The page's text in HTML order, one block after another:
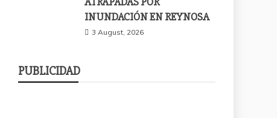
INUNDACIÓN EN REYNOSA
3 August, 2026
PUBLICIDAD